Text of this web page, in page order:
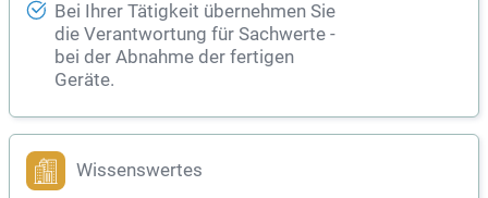
Bei Ihrer Tätigkeit übernehmen Sie
die Verantwortung für Sachwerte -
bei der Abnahme der fertigen
Geräte.
Wissenswertes